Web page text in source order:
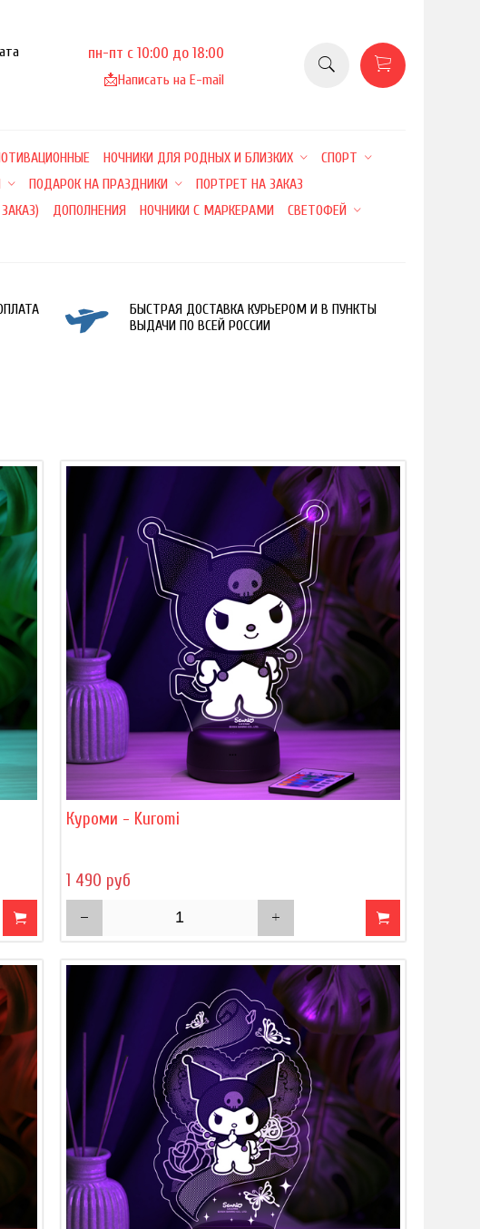
пн-пт с 10:00 до 18:00
📩Написать на E-mail
НОЧНИКИ ДЛЯ РОДНЫХ И БЛИЗКИХ
СПОРТ
ПОДАРОК НА ПРАЗДНИКИ
ПОРТРЕТ НА ЗАКАЗ
ДОПОЛНЕНИЯ НОЧНИКИ С МАРКЕРАМИ
СВЕТОФЕЙ
БЫСТРАЯ ДОСТАВКА КУРЬЕРОМ И В ПУНКТЫ
ВЫДАЧИ ПО ВСЕЙ РОССИИ
Куроми - Kuromi
1 490 руб